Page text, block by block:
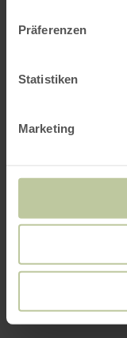
Präferenzen
Statistiken
Marketing